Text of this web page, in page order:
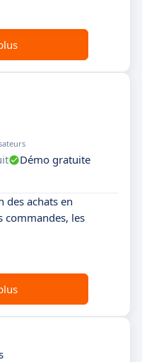
Démo gratuite
des achats en
commandes, les